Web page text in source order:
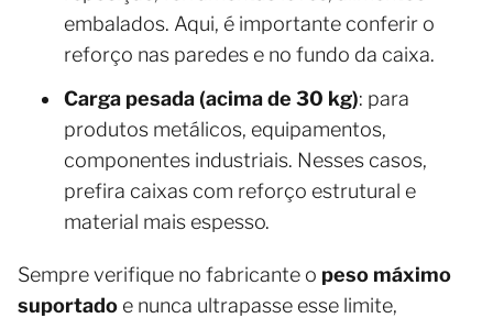
embalados. Aqui, é importante conferir o
reforço nas paredes e no fundo da caixa.
Carga pesada (acima de 30 kg): para
produtos metálicos, equipamentos,
componentes industriais. Nesses casos,
prefira caixas com reforço estrutural e
material mais espesso.
Sempre verifique no fabricante o peso máximo
suportado e nunca ultrapasse esse limite,